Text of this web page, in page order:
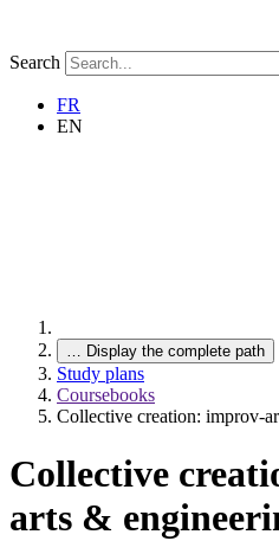
Search
FR
EN
… Display the complete path
Study plans
Coursebooks
Collective creation: improv-
Collective
arts &